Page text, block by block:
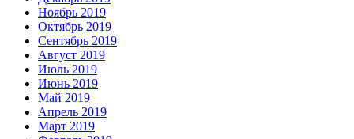
Ноябрь 2019
Октябрь 2019
Сентябрь 2019
Август 2019
Июль 2019
Июнь 2019
Май 2019
Апрель 2019
Март 2019